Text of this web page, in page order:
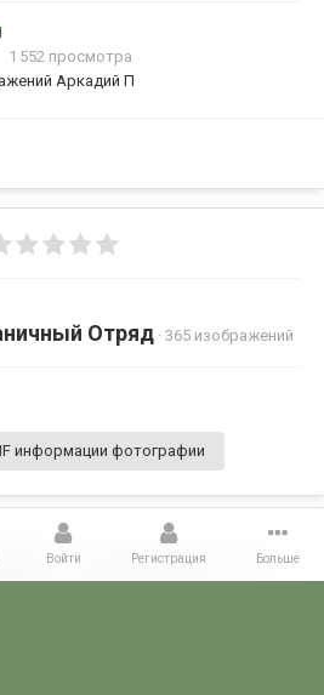
1 552 просмотра
Аркадий П
Отряд · 365 изображений
информации фотографии
Подписчики 0
Войти Регистрация Больше